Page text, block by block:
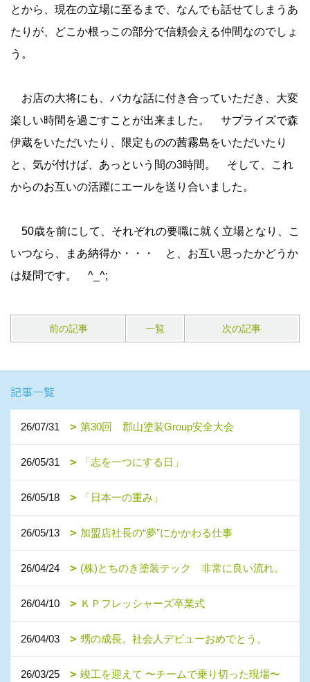
とから、現在の立場に至るまで、なんでも話せてしまうあ
たりが、どこか根っこの部分で信頼会える仲間なのでしょ
う。
お店の大将にも、バカな話に付き合っていただき、大変
楽しい時間を過ごすことが出来ました。 サプライズで森
伊蔵をいただいたり、限定ものの茜霧島をいただいたり
と、気が付けば、あっという間の3時間。 そして、これ
からのお互いの活躍にエールを送り合いました。
50歳を前にして、それぞれの要職に就く立場となり、こ
いつなら、まあ納得か・・・ と、お互い思ったかどうか
は疑問です。 ^_^;
前の記事 一覧 次の記事
記事一覧
26/07/31 第30回 郡山塗装Group安全大会
26/05/31 「志を一つにする日」
26/05/18 「日本一の重み」
26/05/13 加盟店社長の“夢”にかかわる仕事
26/04/24 (株)とちのき塗装テック 非常に良い流れ。
26/04/10 ＫＰフレッシャーズ卒業式
26/04/03 甥の成長。社会人デビューおめでとう。
26/03/25 竣工を迎えて 〜チームで乗り切った現場〜